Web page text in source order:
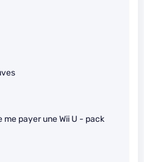
me payer une Wii U - pack